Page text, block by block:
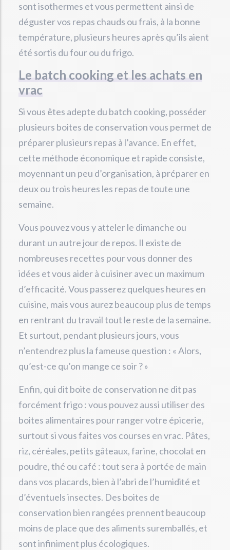
sont isothermes et vous permettent ainsi de
déguster vos repas chauds ou frais, à la bonne
température, plusieurs heures après qu’ils aient
été sortis du four ou du frigo.
Le batch cooking et les achats en
vrac
Si vous êtes adepte du batch cooking, posséder
plusieurs boites de conservation vous permet de
préparer plusieurs repas à l’avance. En effet,
cette méthode économique et rapide consiste,
moyennant un peu d’organisation, à préparer en
deux ou trois heures les repas de toute une
semaine.
Vous pouvez vous y atteler le dimanche ou
durant un autre jour de repos. Il existe de
nombreuses recettes pour vous donner des
idées et vous aider à cuisiner avec un maximum
d’efficacité. Vous passerez quelques heures en
cuisine, mais vous aurez beaucoup plus de temps
en rentrant du travail tout le reste de la semaine.
Et surtout, pendant plusieurs jours, vous
n’entendrez plus la fameuse question : « Alors,
qu’est-ce qu’on mange ce soir ? »
Enfin, qui dit boite de conservation ne dit pas
forcément frigo : vous pouvez aussi utiliser des
boites alimentaires pour ranger votre épicerie,
surtout si vous faites vos courses en vrac. Pâtes,
riz, céréales, petits gâteaux, farine, chocolat en
poudre, thé ou café : tout sera à portée de main
dans vos placards, bien à l’abri de l’humidité et
d’éventuels insectes. Des boites de
conservation bien rangées prennent beaucoup
moins de place que des aliments suremballés, et
sont infiniment plus écologiques.